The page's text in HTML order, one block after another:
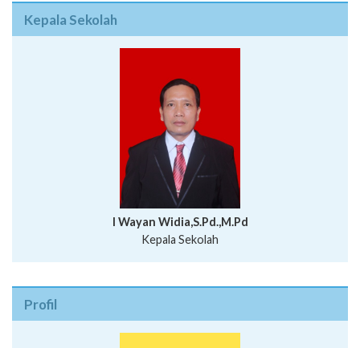
Kepala Sekolah
I Wayan Widia,S.Pd.,M.Pd
Kepala Sekolah
Profil